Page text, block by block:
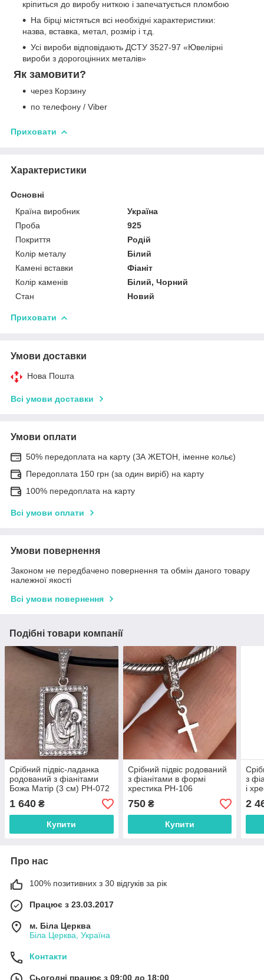
кріпиться до виробу ниткою і запечатується пломбою
На бірці містяться всі необхідні характеристики:
назва, вставка, метал, розмір і т.д.
Усі вироби відповідають ДСТУ 3527-97 «Ювелірні
вироби з дорогоцінних металів»
Як замовити?
через Корзину
по телефону / Viber
Приховати
Характеристики
Основні
Країна виробник
Україна
Проба
925
Покриття
Родій
Колір металу
Білий
Камені вставки
Фіаніт
Колір каменів
Білий, Чорний
Стан
Новий
Приховати
Умови доставки
Нова Пошта
Всі умови доставки
Умови оплати
50% передоплата на карту (ЗА ЖЕТОН, іменне кольє)
Передоплата 150 грн (за один виріб) на карту
100% передоплата на карту
Всі умови оплати
Умови повернення
Законом не передбачено повернення та обмін даного товару
належної якості
Всі умови повернення
Подібні товари компанії
Срібний підвіс-ладанка
родований з фіанітами
Божа Матір (3 см) РН-072
1 640 ₴
Купити
Срібний підвіс родований
з фіанітами в формі
хрестика РН-106
750₴
Купити
з
і
2
Про нас
100% позитивних з 30 відгуків за рік
Працює з 23.03.2017
м. Біла Церква
Біла Церква, Україна
Контакти
Сьогодні працює з 09:00 до 18:00